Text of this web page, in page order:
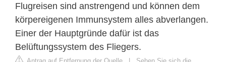
Flugreisen sind anstrengend und können dem
körpereigenen Immunsystem alles abverlangen.
Einer der Hauptgründe dafür ist das
Belüftungssystem des Fliegers.